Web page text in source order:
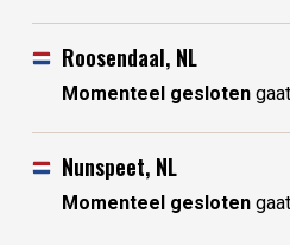
zaterdag
zondag
maandag
donderdag
vrijdag
Roosendaal, NL
Momenteel gesloten
zaterdag
zondag
maandag
Nunspeet, NL
Momenteel gesloten